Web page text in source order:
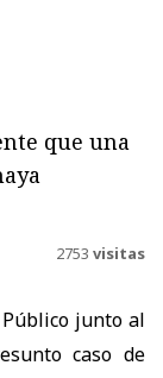
que una
2753 visitas
junto al
caso de